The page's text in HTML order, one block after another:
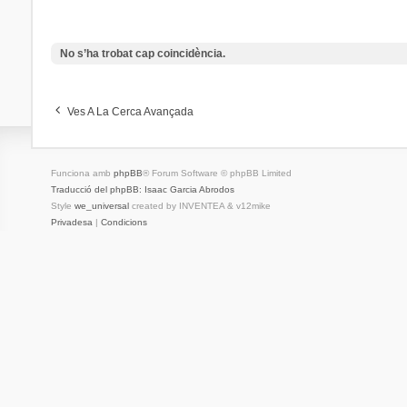
No s’ha trobat cap coincidència.
Ves A La Cerca Avançada
Funciona amb phpBB® Forum Software © phpBB Limited
Traducció del phpBB: Isaac Garcia Abrodos
Style we_universalcreated by INVENTEA & v12mike
Privadesa | Condicions